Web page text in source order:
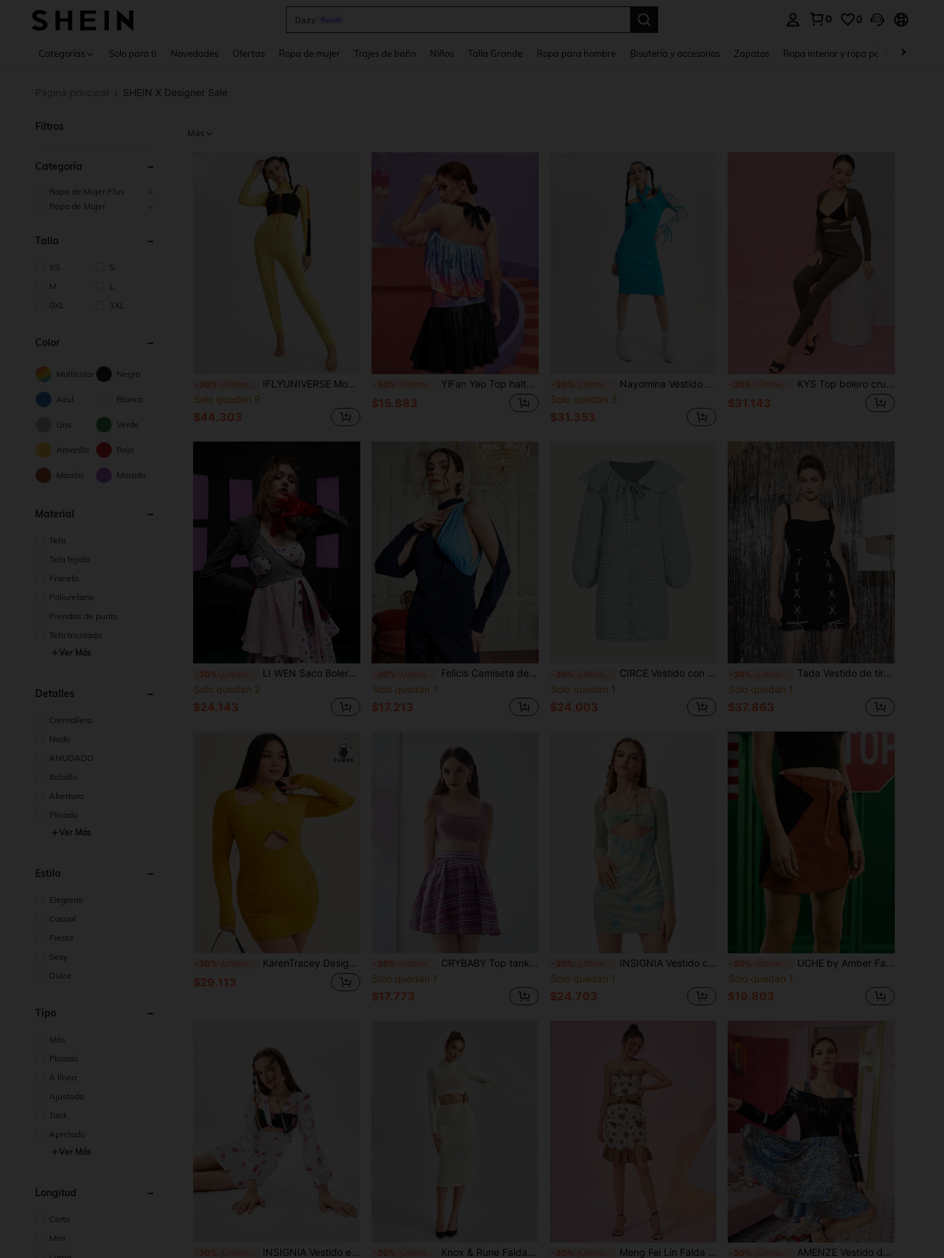
Dazy
0 0
Categorías Solo para ti Novedades Ofertas Ropa de mujer Trajes de baño Niños Talla Grande Ropa para hombre Bisutería y accesorios Zapatos Ropa interior y ropa para dormir
/ SHEIN X Designer Sale
Filtros
Categoría
Ropa de Mujer Plus
Ropa de Mujer
Talla
XS
S
M
L
0XL
1XL
Color
Multicolor Negro
Azul Blanco
Gris Verde
Amarillo Rojo
Marrón Morado
Material
Tela
Tela tejida
Franela
Poliuretano
Prendas de punto
Tela tricotada
Ver Más
Detalles
Cremallera
Nudo
ANUDADO
Bolsillo
Abertura
Plisado
Ver Más
Estilo
Elegante
Casual
Fiesta
Sexy
Dulce
Tipo
Más
Plisado
A línea
Ajustado
Tank
Apretado
Ver Más
Longitud
Corto
Mini
Más
-30% ¡Últimos 3 días
IFLYUNIVERSE Mono de 2 en 1 con bloque de color, cuello alto y cordones delanteros para mujer, para vacaciones y festivales
Solo quedan 9
$44.303
-30% ¡Últimos 3 días YiFan Yao Top halter de terciopelo efecto degradado con lazo en la espalda para mujer, apropiado para verano, vacaciones, salidas y festivales
$15.883
-30% ¡Últimos 3 días
Nayomina Vestido elegante de punto acanalado con manga con cordones y detalle de nudo delantero, para vacaciones, fiestas, cumpleaños, festivales, Ibiza, bodas, graduaciones
Solo quedan 3
$31.353
-30% ¡Últimos 3 días KYS Top bolero cruzado y leggings fruncidos sin sujetador de diseñador, ropa de mujer para otoño, vacaciones y festivales
$31.143
-30%
LI WEN Saco Bolero de cuadros con parte delantera abierta súper corto
Solo quedan 2
$24.143
-30%
Felicis Camiseta de cuello con abertura de ojo de color combinado
Solo quedan 1
$17.213
-30%
CIRCE Vestido con cordón delantero de guingán ribete con fruncido
Solo quedan 1
$24.003
-30%
Tada Vestido de tirantes con cordón tweed
Solo quedan 1
$37.863
-30% KarenTracey Designs Vestido jersey ajustado para mujer talla grande con detalle de abertura frontal, para otoño e invierno, vacaciones, fiestas y festivales
$29.113
-30%
CRYBABY Top tank con diseño de cadena con costura delantera
Solo quedan 1
$17.773
-30%
INSIGNIA Vestido con estampado floral pecho con fruncido de espalda abierta con cordón con fruncido con abertura
Solo quedan 1
$24.703
-30%
UCHE by Amber Falda de talle alto de dos tonos costura de trapo
Solo quedan 1
$19.803
-30% ¡Últimos 3 días INSIGNIA Vestido elegante de manga larga con estampado floral y recortes, para vacaciones, fiestas, cumpleaños, primavera, festivales -30% ¡Últimos 3 días
Knox & Rune Falda tejida con suéter unicolor de punto de malla
-30% ¡Últimos 3 días Meng Fei Lin Falda con estampado gráfico, dobladillo con volantes y abertura, diseñada para mujer, para verano, vacaciones, fiestas, festivales -30% ¡Últimos 3 días
AMENZE Vestido de paneles de PU con cordón y ojetes en los hombros de diseñador